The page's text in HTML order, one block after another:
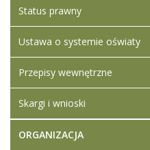
Artykuł został
zmieniony.
Dodane
Protokół
rozeznania rynku
na zapytanie
Status prawny
Ustawa o systemie oświaty
Przepisy wewnętrzne
Skargi i wnioski
ORGANIZACJA